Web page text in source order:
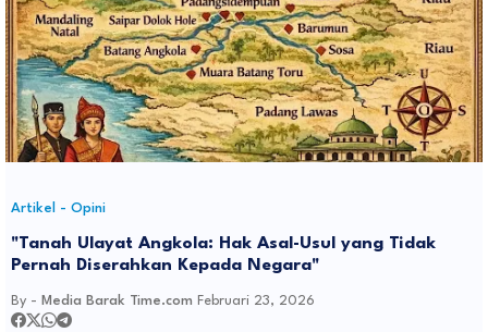
Artikel - Opini
"Tanah Ulayat Angkola: Hak Asal-Usul yang Tidak
Pernah Diserahkan Kepada Negara"
By - Media Barak Time.com Februari 23, 2026